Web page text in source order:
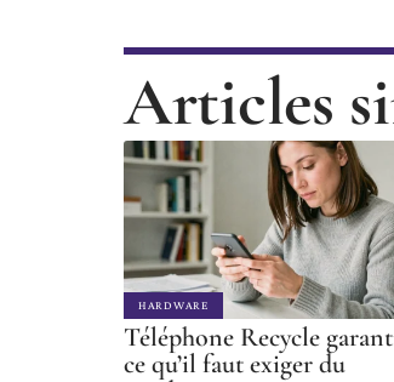
Articles
HARDWARE
Téléphone Recycle
ce qu’il faut exiger du